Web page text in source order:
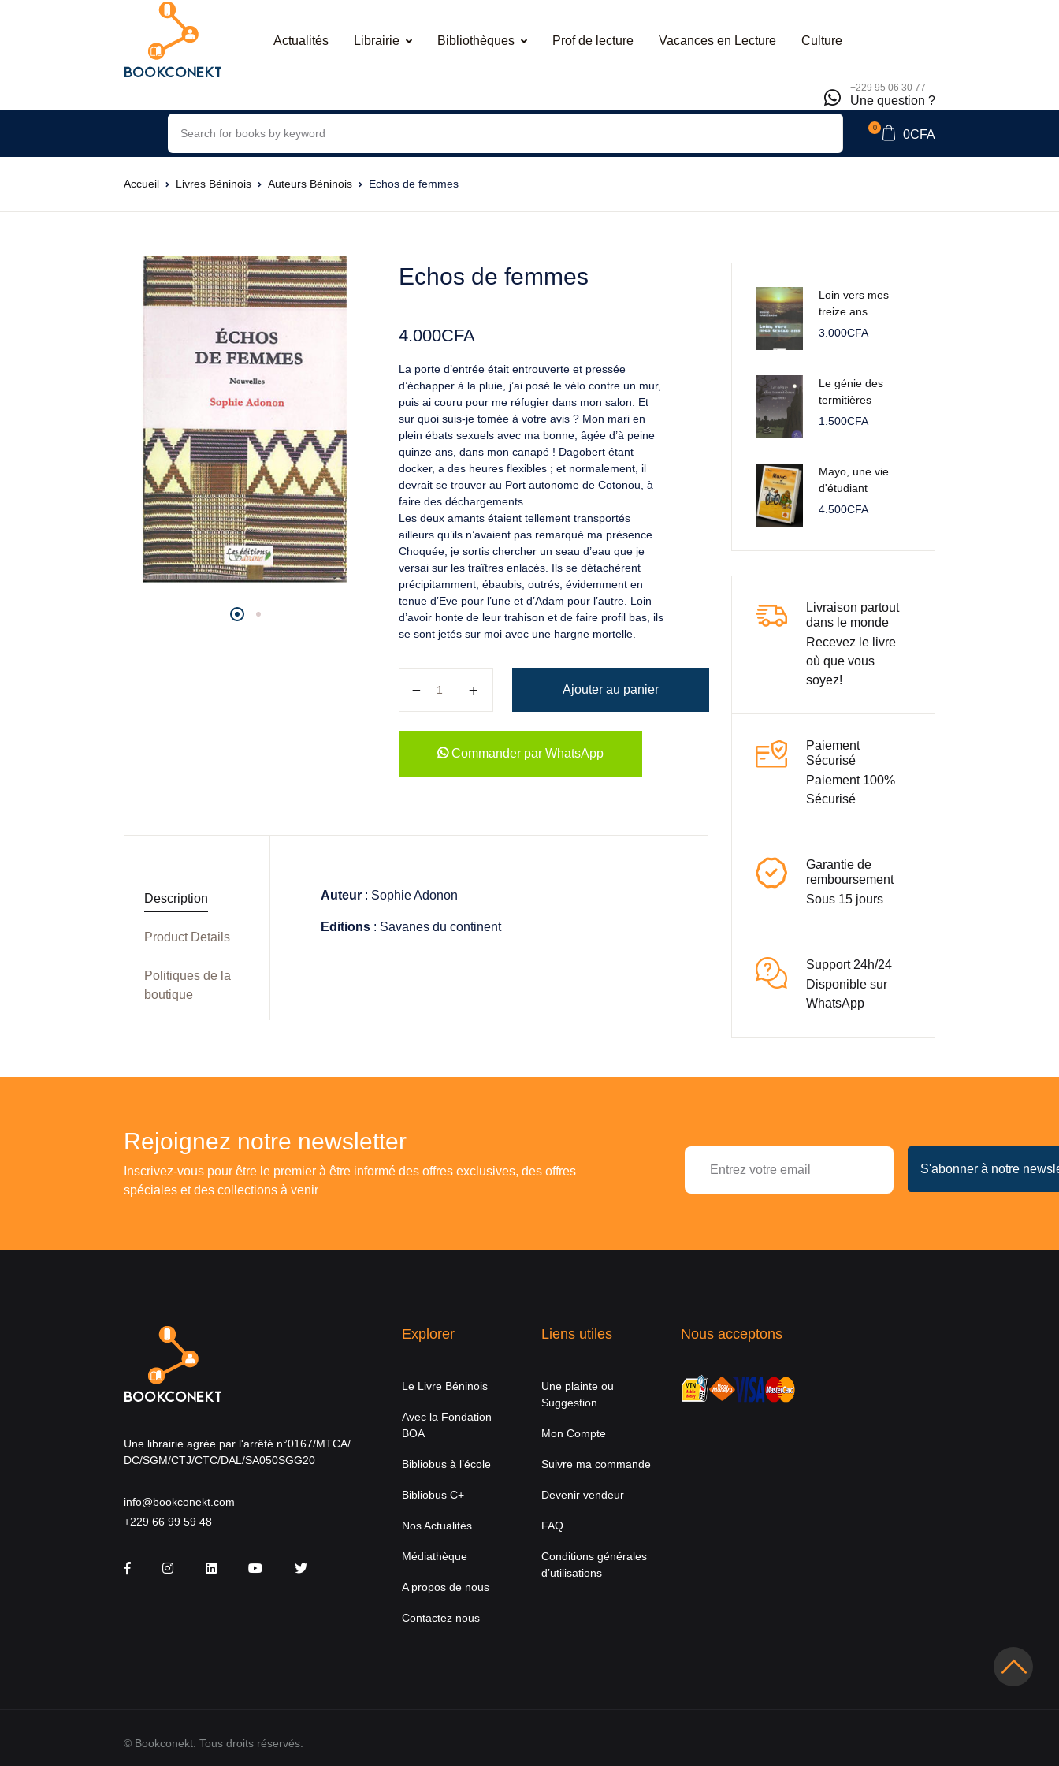
Actualités Librairie Bibliothèques Prof de lecture Vacances en Lecture Culture
+229 95 06 30 77
Une question ?
0
0CFA
Accueil Livres Béninois Auteurs Béninois Echos de femmes
Echos de femmes
4.000CFA
La porte d’entrée était entrouverte et pressée
d’échapper à la pluie, j’ai posé le vélo contre un mur,
puis ai couru pour me réfugier dans mon salon. Et
sur quoi suis-je tomée à votre avis ? Mon mari en
plein ébats sexuels avec ma bonne, âgée d’à peine
quinze ans, dans mon canapé ! Dagobert étant
docker, a des heures flexibles ; et normalement, il
devrait se trouver au Port autonome de Cotonou, à
faire des déchargements.
Les deux amants étaient tellement transportés
ailleurs qu’ils n’avaient pas remarqué ma présence.
Choquée, je sortis chercher un seau d’eau que je
versai sur les traîtres enlacés. Ils se détachèrent
précipitamment, ébaubis, outrés, évidemment en
tenue d’Eve pour l’une et d’Adam pour l’autre. Loin
d’avoir honte de leur trahison et de faire profil bas, ils
se sont jetés sur moi avec une hargne mortelle.
Ajouter au panier
Commander par WhatsApp
Description
Product Details
Politiques de la
boutique
Auteur : Sophie Adonon
Editions : Savanes du continent
Loin vers mes
treize ans
3.000CFA
Le génie des
termitières
1.500CFA
Mayo, une vie
d'étudiant
4.500CFA
Livraison partout
dans le monde
Recevez le livre
où que vous
soyez!
Paiement
Sécurisé
Paiement 100%
Sécurisé
Garantie de
remboursement
Sous 15 jours
Support 24h/24
Disponible sur
WhatsApp
Rejoignez notre newsletter
Inscrivez-vous pour être le premier à être informé des offres exclusives, des offres
spéciales et des collections à venir
Une librairie agrée par l'arrêté n°0167/MTCA/
DC/SGM/CTJ/CTC/DAL/SA050SGG20
info@bookconekt.com
+229 66 99 59 48
FacebookInstagramLinkedInYou TubeTwitter
Explorer
Le Livre Béninois
Avec la Fondation
BOA
Bibliobus à l’école
Bibliobus C+
Nos Actualités
Médiathèque
A propos de nous
Contactez nous
Liens utiles
Une plainte ou
Suggestion
Mon Compte
Suivre ma commande
Devenir vendeur
FAQ
Conditions générales
d’utilisations
Nous acceptons
© Bookconekt. Tous droits réservés.